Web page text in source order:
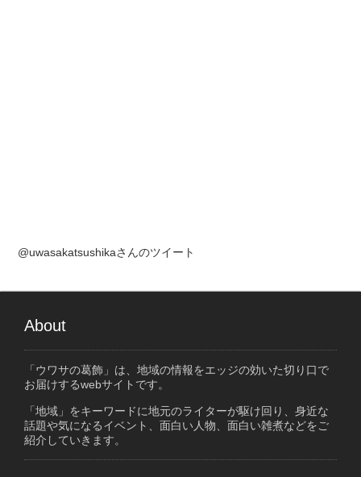
@uwasakatsushikaさんのツイート
About
「ウワサの葛飾」は、地域の情報をエッジの効いた切り口で
お届けするwebサイトです。
「地域」をキーワードに地元のライターが駆け回り、身近な
話題や気になるイベント、面白い人物、面白い雑煮などをご
紹介していきます。